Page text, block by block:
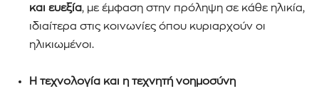
και ευεξία, με έμφαση στην πρόληψη σε κάθε ηλικία,
ιδιαίτερα στις κοινωνίες όπου κυριαρχούν οι
ηλικιωμένοι.
Η τεχνολογία και η τεχνητή νοημοσύνη